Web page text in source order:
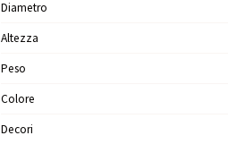
Diametro
Altezza
Peso
Colore
Decori